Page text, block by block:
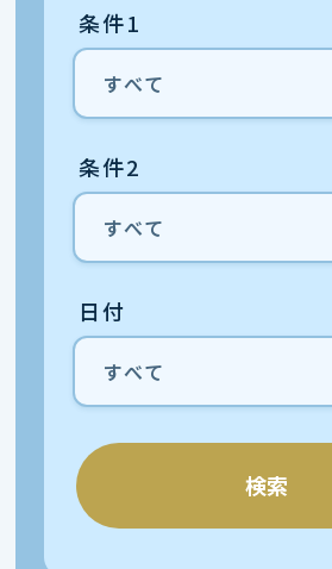
条件1
条件2
日付
検索